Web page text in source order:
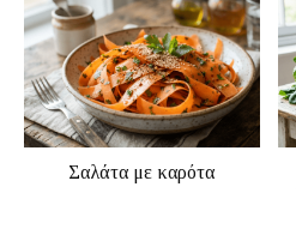
Σαλάτα με καρότα